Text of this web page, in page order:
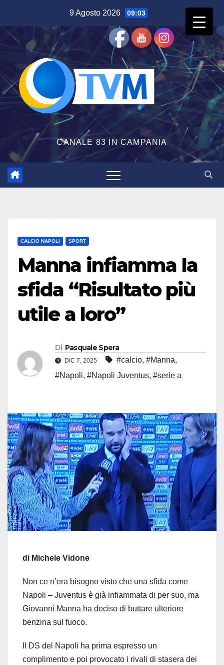
contenuto
9 Agosto 2026 09:03
CANALE 83 IN CAMPANIA
CALCIO NAPOLI SPORT
Manna infiamma la
sfida “Risultato più
utile a loro”
Di Pasquale Spera
DIC 7, 2025 #calcio, #Manna,
#Napoli, #Napoli Juventus, #serie a
di Michele Vidone
Non ce n’era bisogno visto che una sfida come
Napoli – Juventus è già infiammata di per suo, ma
Giovanni Manna ha deciso di buttare ulteriore
benzina sul fuoco.
Il DS del Napoli ha prima espresso un
complimento e poi provocato i rivali di stasera dei